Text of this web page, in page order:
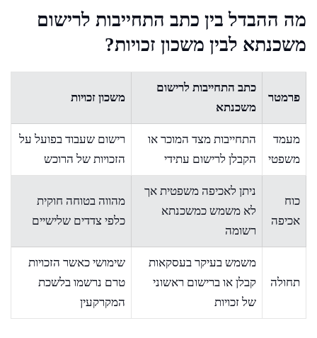
מה ההבדל בין כתב התחייבות לרישום
משכנתא לבין משכון זכויות?
פרמטר
כתב התחייבות לרישום
משכנתא
משכון זכויות
מעמד
משפטי
התחייבות מצד המוכר או
הקבלן לרישום עתידי
רישום שעבוד בפועל על
הזכויות של הרוכש
כוח
אכיפה
ניתן לאכיפה משפטית אך
לא משמש כמשכנתא
רשומה
מהווה בטוחה חוקית
כלפי צדדים שלישיים
תחולה
משמש בעיקר בעסקאות
קבלן או ברישום ראשוני
של זכויות
שימושי כאשר הזכויות
טרם נרשמו בלשכת
המקרקעין